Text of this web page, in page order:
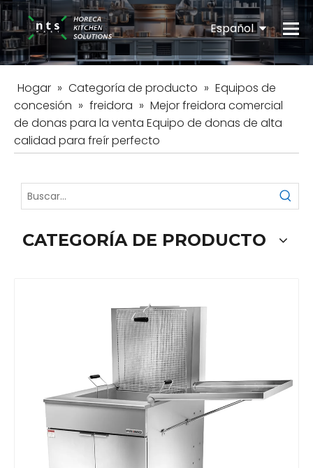
Español
English
Hogar » Categoría de producto » Equipos de
concesión » freidora » Mejor freidora comercial
de donas para la venta Equipo de donas de alta
calidad para freír perfecto
CATEGORÍA DE PRODUCTO